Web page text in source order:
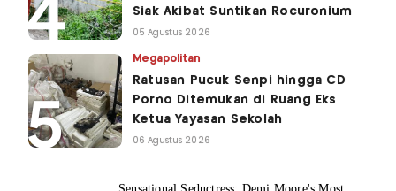
Siak Akibat Suntikan Rocuronium
05 Agustus 2026
Megapolitan
Ratusan Pucuk Senpi hingga CD
Porno Ditemukan di Ruang Eks
Ketua Yayasan Sekolah
06 Agustus 2026